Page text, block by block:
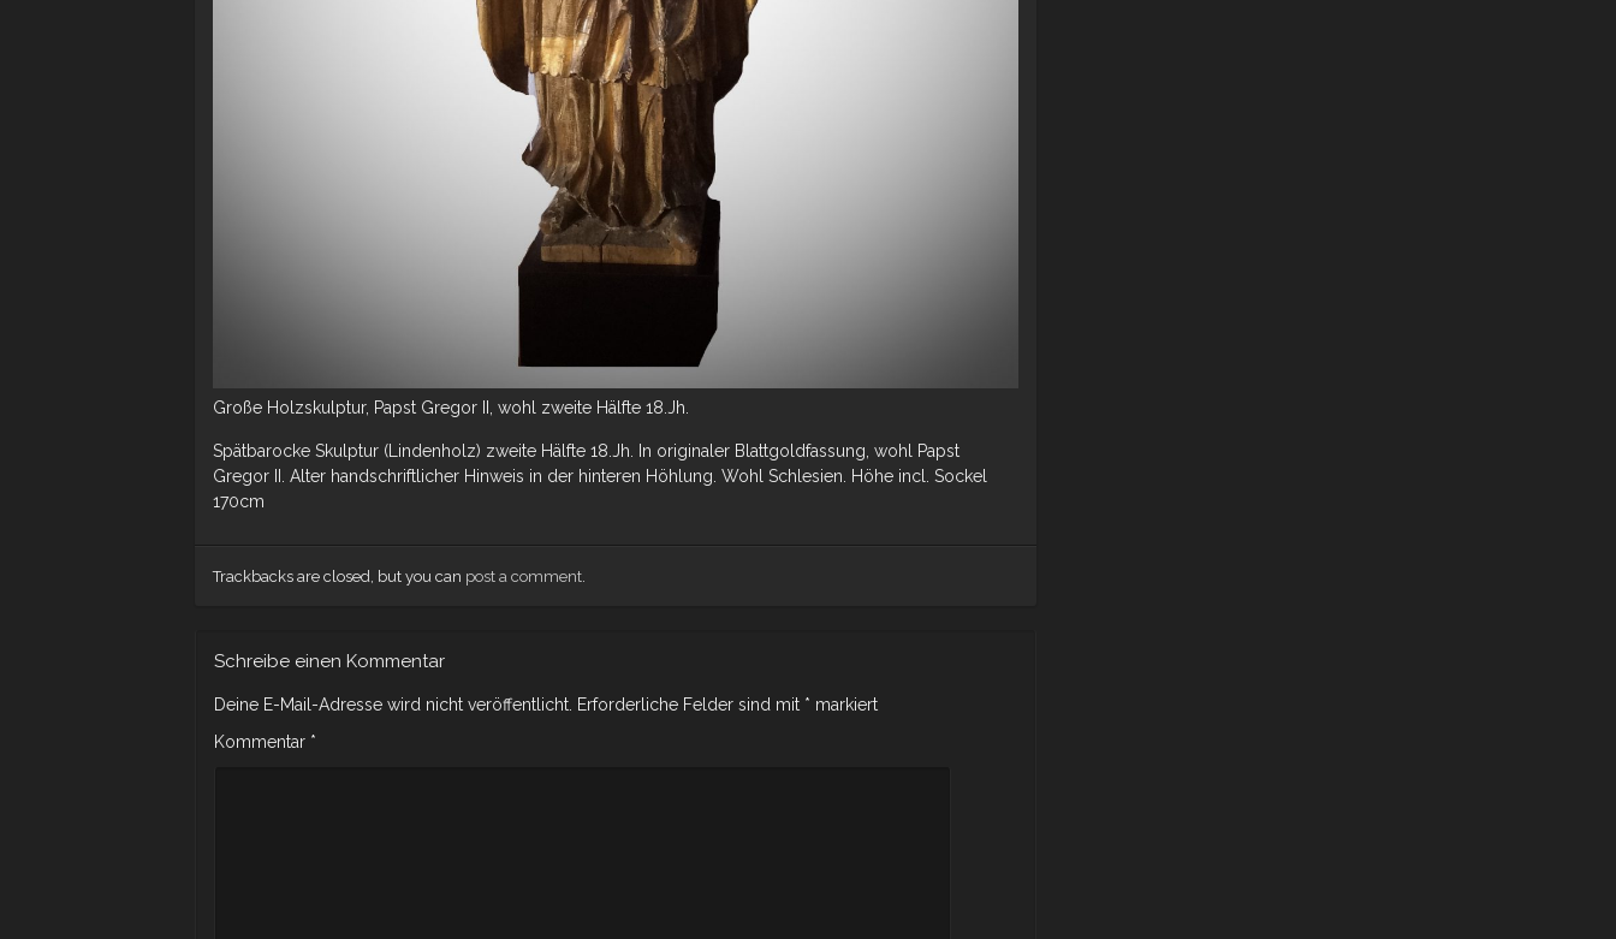
Große Holzskulptur, Papst Gregor II, wohl zweite Hälfte 18.Jh.
Spätbarocke Skulptur (Lindenholz) zweite Hälfte 18.Jh. In originaler Blattgoldfassung, wohl Papst
Gregor II. Alter handschriftlicher Hinweis in der hinteren Höhlung. Wohl Schlesien. Höhe incl. Sockel
170cm
Trackbacks are closed, but you can post a comment.
Schreibe einen Kommentar
Deine E-Mail-Adresse wird nicht veröffentlicht. Erforderliche Felder sind mit * markiert
Kommentar *